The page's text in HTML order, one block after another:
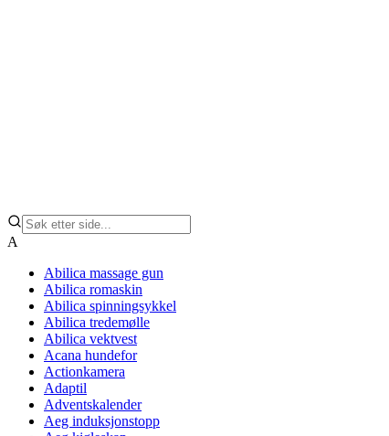
A
Abilica massage gun
Abilica romaskin
Abilica spinningsykkel
Abilica tredemølle
Abilica vektvest
Acana hundefor
Actionkamera
Adaptil
Adventskalender
Aeg induksjonstopp